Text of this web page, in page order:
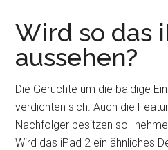
Wird so das
aussehen?
Die Gerüchte um die baldige
verdichten sich. Auch die
Nachfolger besitzen soll
Wird das iPad 2 ein ähnliches